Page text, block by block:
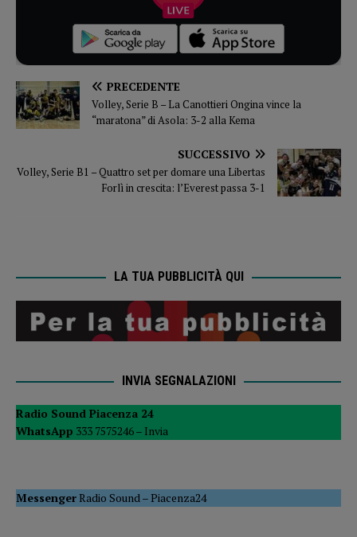
PRECEDENTE
Volley, Serie B – La Canottieri Ongina vince la
“maratona” di Asola: 3-2 alla Kema
SUCCESSIVO
Volley, Serie B1 – Quattro set per domare una Libertas
Forlì in crescita: l’Everest passa 3-1
LA TUA PUBBLICITÀ QUI
INVIA SEGNALAZIONI
Radio Sound Piacenza 24
WhatsApp 333 7575246 – Invia
MessengerRadio Sound –Piacenza24